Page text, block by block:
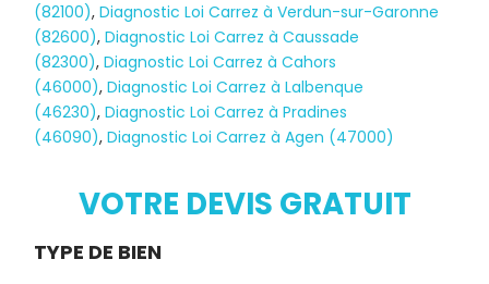
Diagnostic
TERMITES
(82100),Diagnostic Loi Carrez à Verdun-sur-Garonne
(82600),Diagnostic Loi Carrez à Caussade
(82300),Diagnostic Loi Carrez à Cahors
(46000),Diagnostic Loi Carrez à Lalbenque
(46230),Diagnostic Loi Carrez à Pradines
(46090),Diagnostic Loi Carrez à Agen (47000)
VOTRE DEVIS GRATUIT
Demande
TYPE DE BIEN